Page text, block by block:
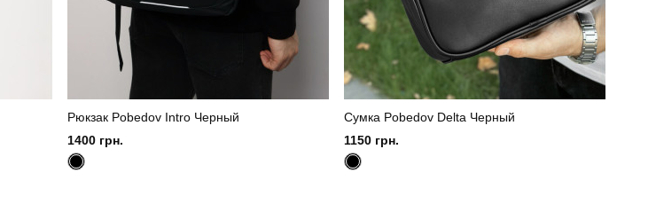
Рюкзак Pobedov Intro Черный
1400 грн.
Сумка Pobedov Delta Черный
1150 грн.